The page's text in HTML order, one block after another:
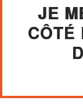
JE
CÔTÉ